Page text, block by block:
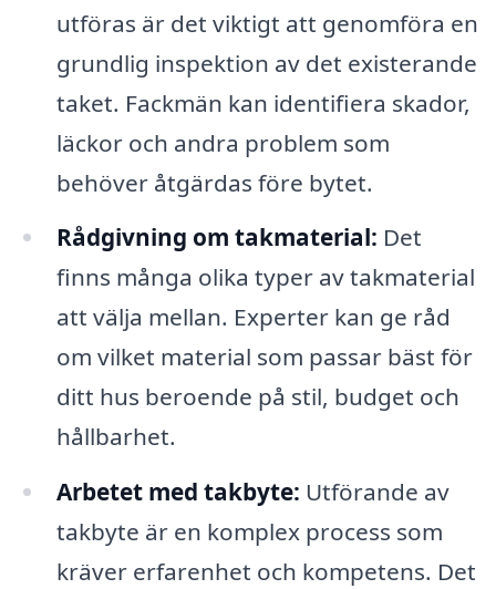
utföras är det viktigt att genomföra en
grundlig inspektion av det existerande
taket. Fackmän kan identifiera skador,
läckor och andra problem som
behöver åtgärdas före bytet.
Rådgivning om takmaterial: Det
finns många olika typer av takmaterial
att välja mellan. Experter kan ge råd
om vilket material som passar bäst för
ditt hus beroende på stil, budget och
hållbarhet.
Arbetet med takbyte: Utförande av
takbyte är en komplex process som
kräver erfarenhet och kompetens. Det